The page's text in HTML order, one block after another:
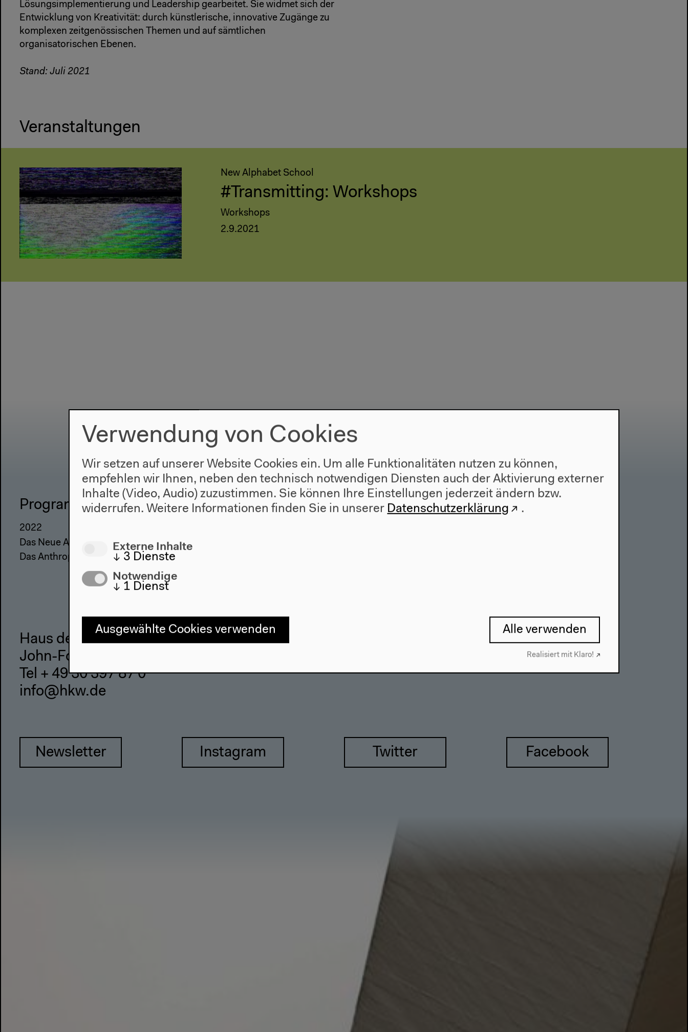
Lösungsimplementierung und Leadership gearbeitet. Sie widmet sich der
Entwicklung von Kreativität: durch künstlerische, innovative Zugänge zu
komplexen zeitgenössischen Themen und auf sämtlichen
organisatorischen Ebenen.
Stand: Juli 2021
Veranstaltungen
New Alphabet School
#Transmitting: Workshops
Workshops
2.9.2021
Programm
2022
Das Neue Alphabet
Das Anthropozän am HKW
Haus
Architektur
Besuch Kontakt
Haus der Kulturen der Welt
John-Foster-Dulles-Allee 10, 10557 Berlin
Tel + 49 30 397 87 0
info@hkw.de
Newsletter Instagram Twitter Facebook
Verwendung von Cookies
Wir setzen auf unserer Website Cookies ein. Um alle Funktionalitäten nutzen zu können,
empfehlen wir Ihnen, neben den technisch notwendigen Diensten auch der Aktivierung externer
Inhalte (Video, Audio) zuzustimmen. Sie können Ihre Einstellungen jederzeit ändern bzw.
widerrufen. Weitere Informationen finden Sie in unserer Datenschutzerklärung .
Externe Inhalte
↓ 3 Dienste
Notwendige
↓ 1 Dienst
Ausgewählte Cookies verwenden Alle verwenden
Realisiert mit Klaro!